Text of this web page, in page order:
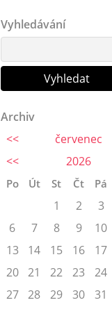
Vyhledávání
Archiv
<<
červenec
<<
2026
Po Út St Čt Pá
1 2 3
6
7 8 9 10
13
14 15 16 17
20
21 22 23 24
27
28 29 30 31